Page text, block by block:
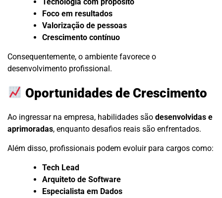
Foco em resultados
Valorização de pessoas
Crescimento contínuo
Consequentemente, o ambiente favorece o
desenvolvimento profissional.
Oportunidades de Crescimento
Ao ingressar na empresa, habilidades são desenvolvidas e
aprimoradas, enquanto desafios reais são enfrentados.
Além disso, profissionais podem evoluir para cargos como:
Tech Lead
Arquiteto de Software
Especialista em Dados